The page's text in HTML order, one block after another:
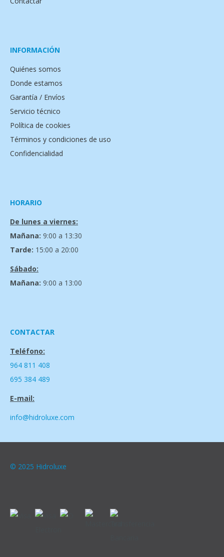
INFORMACIÓN
Quiénes somos
Donde estamos
Garantía / Envíos
Servicio técnico
Política de cookies
Términos y condiciones de uso
Confidencialidad
HORARIO
De lunes a viernes:
Mañana: 9:00 a 13:30
Tarde: 15:00 a 20:00
Sábado:
Mañana: 9:00 a 13:00
CONTACTAR
Teléfono:
964 811 408
695 384 489
E-mail:
info@hidroluxe.com
© 2025 Hidroluxe